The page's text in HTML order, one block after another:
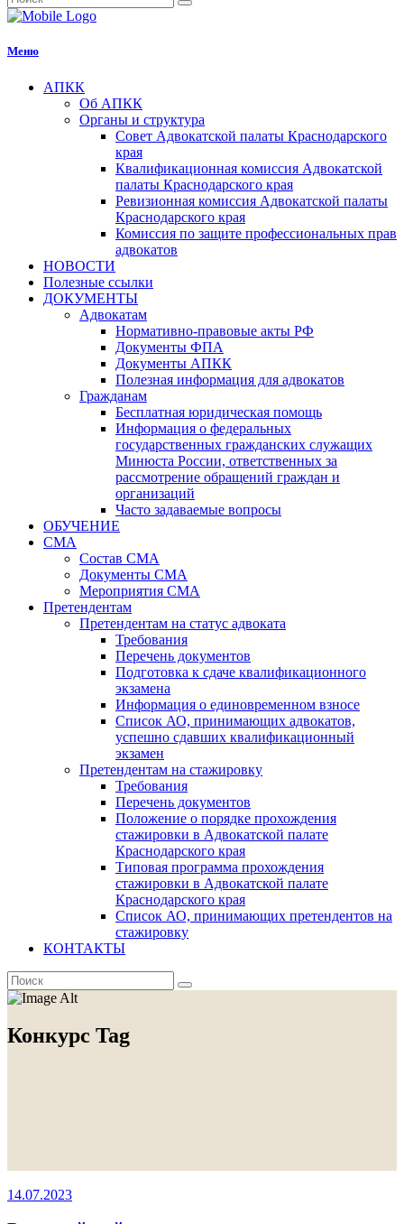
Меню
АПКК
Об АПКК
Органы и структура
Совет Адвокатской палаты Краснодарского
края
Квалификационная комиссия Адвокатской
палаты Краснодарского края
Ревизионная комиссия Адвокатской палаты
Краснодарского края
Комиссия по защите профессиональных прав
адвокатов
НОВОСТИ
Полезные ссылки
ДОКУМЕНТЫ
Адвокатам
Нормативно-правовые акты РФ
Документы ФПА
Документы АПКК
Полезная информация для адвокатов
Гражданам
Бесплатная юридическая помощь
Информация о федеральных
государственных гражданских служащих
Минюста России, ответственных за
рассмотрение обращений граждан и
организаций
Часто задаваемые вопросы
ОБУЧЕНИЕ
СМА
Состав СМА
Документы СМА
Мероприятия СМА
Претендентам
Претендентам на статус адвоката
Требования
Перечень документов
Подготовка к сдаче квалификационного
экзамена
Информация о единовременном взносе
Список АО, принимающих адвокатов,
успешно сдавших квалификационный
экзамен
Претендентам на стажировку
Требования
Перечень документов
Положение о порядке прохождения
стажировки в Адвокатской палате
Краснодарского края
Типовая программа прохождения
стажировки в Адвокатской палате
Краснодарского края
Список АО, принимающих претендентов на
стажировку
КОНТАКТЫ
Конкурс Tag
14.07.2023